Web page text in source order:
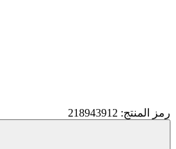
رمز المنتج: 218943912